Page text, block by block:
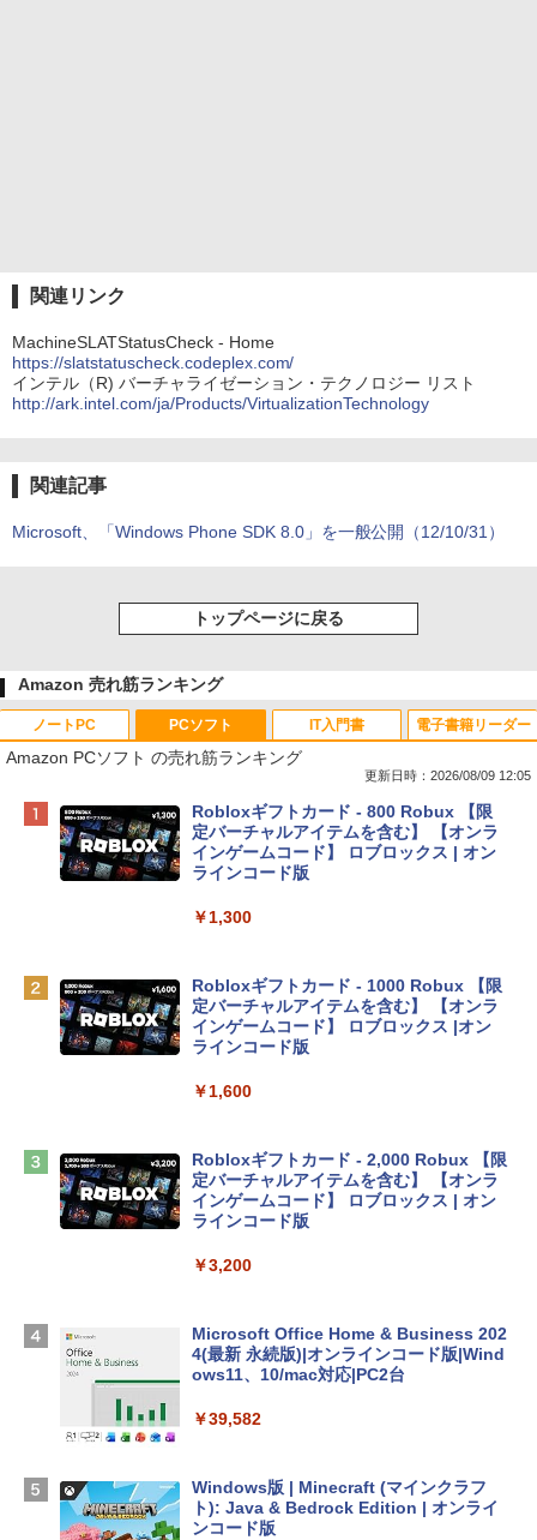
関連リンク
MachineSLATStatusCheck - Home
https://slatstatuscheck.codeplex.com/
インテル（R) バーチャライゼーション・テクノロジー リスト
http://ark.intel.com/ja/Products/VirtualizationTechnology
関連記事
Microsoft、「Windows Phone SDK 8.0」を一般公開（12/10/31）
トップページに戻る
Amazon 売れ筋ランキング
ノートPC
Apple 2026 MacBook Neo A18 Proチッ
プ搭載13インチノートブック：AIとAppl
e Intelligenceのために設計、Liquid Ret
inaディスプレイ、8GBユニファイドメモ
eTime HDカメラ - インディゴ
tomtoc 360°保護 15.6 16インチ パソコ
ンケース Dell NEC Lavie ASUS HP dyna
Apple 2026 MacBook Air M5チップ搭載
13インチノートブック：AIとApple Intell
igence、13.6インチLiquid Retinaディ
TB SSDストレージ、12MPセンターフレ
￥278,800
【Amazon.co.jp限定】 HP ノートパソコ
￥129,800
PCソフト
Amazon PCソフト の売れ筋ランキング
更新日時：2026/08/09 12:05
Robloxギフトカード - 800 Robux 【限
定バーチャルアイテムを含む】 【オンラ
インゲームコード】 ロブロックス | オン
ラインコード版
￥1,300
Robloxギフトカード - 1000 Robux 【限
定バーチャルアイテムを含む】 【オンラ
インゲームコード】 ロブロックス |オン
ラインコード版
￥1,600
Robloxギフトカード - 2,000 Robux 【限
定バーチャルアイテムを含む】 【オンラ
インゲームコード】 ロブロックス | オン
ラインコード版
￥3,200
Microsoft Office Home & Business 202
4(最新 永続版)|オンラインコード版|Wind
ows11、10/mac対応|PC2台
￥39,582
Windows版 | Minecraft (マインクラフ
ト): Java & Bedrock Edition | オンライ
ンコード版
IT入門書 電子書籍リーダー